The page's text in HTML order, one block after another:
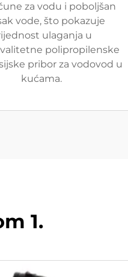
za vodu i poboljšan
vode, što pokazuje
ulaganja u
polipropilenske
pribor za vodovod u
kućama.
1.